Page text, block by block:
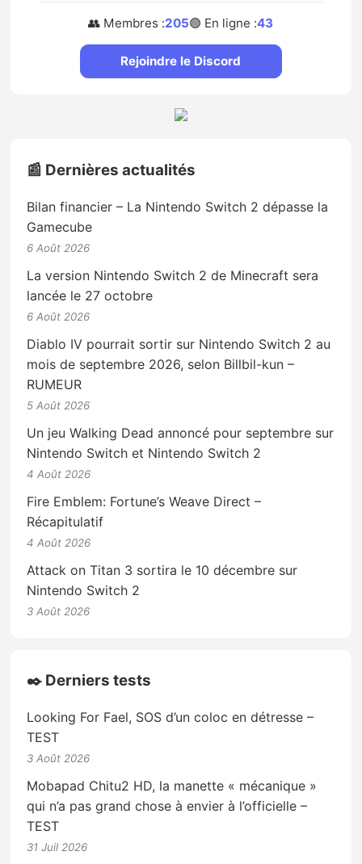
👥 Membres :205🟢 En ligne :43
Rejoindre le Discord
📰 Dernières actualités
Bilan financier – La Nintendo Switch 2 dépasse la
Gamecube
6 Août 2026
La version Nintendo Switch 2 de Minecraft sera
lancée le 27 octobre
6 Août 2026
Diablo IV pourrait sortir sur Nintendo Switch 2 au
mois de septembre 2026, selon Billbil-kun –
RUMEUR
5 Août 2026
Un jeu Walking Dead annoncé pour septembre sur
Nintendo Switch et Nintendo Switch 2
4 Août 2026
Fire Emblem: Fortune’s Weave Direct –
Récapitulatif
4 Août 2026
Attack on Titan 3 sortira le 10 décembre sur
Nintendo Switch 2
3 Août 2026
✒️ Derniers tests
Looking For Fael, SOS d’un coloc en détresse –
TEST
3 Août 2026
Mobapad Chitu2 HD, la manette « mécanique »
qui n’a pas grand chose à envier à l’officielle –
TEST
31 Juil 2026